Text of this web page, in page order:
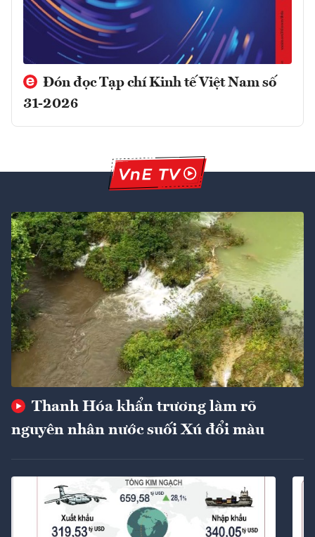
Đón đọc Tạp chí Kinh tế Việt Nam số
31-2026
Thanh Hóa khẩn trương làm rõ
nguyên nhân nước suối Xú đổi màu